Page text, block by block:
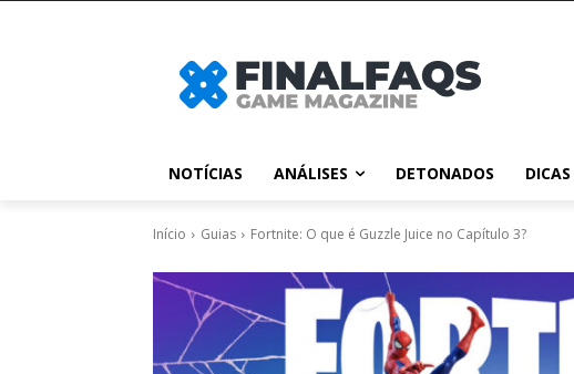
NOTÍCIAS ANÁLISES DETONADOS DICAS
Início Guias Fortnite: O que é Guzzle Juice no Capítulo 3?